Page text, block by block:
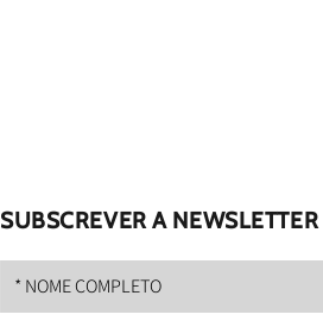
SUBSCREVER A NEWSLETTER